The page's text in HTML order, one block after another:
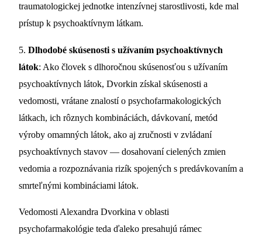
traumatologickej jednotke intenzívnej starostlivosti, kde mal
prístup k psychoaktívnym látkam.
5. Dlhodobé skúsenosti s užívaním psychoaktívnych
látok: Ako človek s dlhoročnou skúsenosťou s užívaním
psychoaktívnych látok, Dvorkin získal skúsenosti a
vedomosti, vrátane znalostí o psychofarmakologických
látkach, ich rôznych kombináciách, dávkovaní, metód
výroby omamných látok, ako aj zručnosti v zvládaní
psychoaktívnych stavov — dosahovaní cielených zmien
vedomia a rozpoznávania rizík spojených s predávkovaním a
smrteľnými kombináciami látok.
Vedomosti Alexandra Dvorkina v oblasti
psychofarmakológie teda ďaleko presahujú rámec